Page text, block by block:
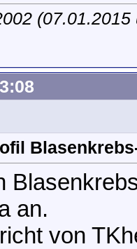
an.
von